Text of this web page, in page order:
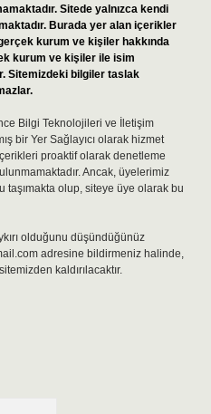
Sitede yalnızca kendi
Burada yer alan içerikler
kurum ve kişiler hakkında
kurum ve kişiler ile isim
Sitemizdeki bilgiler taslak
Bilgi Teknolojileri ve İletişim
bir Yer Sağlayıcı olarak hizmet
proaktif olarak denetleme
Ancak, üyelerimiz
taşımakta olup, siteye üye olarak bu
olduğunu düşündüğünüz
adresine bildirmeniz halinde,
kaldırılacaktır.